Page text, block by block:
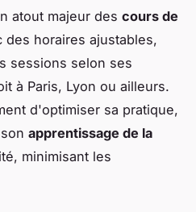
atout majeur des cours de
des horaires ajustables,
sessions selon ses
à Paris, Lyon ou ailleurs.
d'optimiser sa pratique,
apprentissage de la
minimisant les